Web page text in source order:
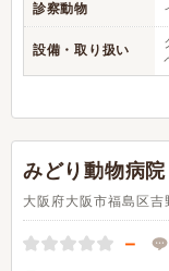
診察動物
設備・取り扱い
みどり動物病院
大阪府大阪市福島区
－